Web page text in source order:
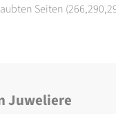
Seiten
Juweliere